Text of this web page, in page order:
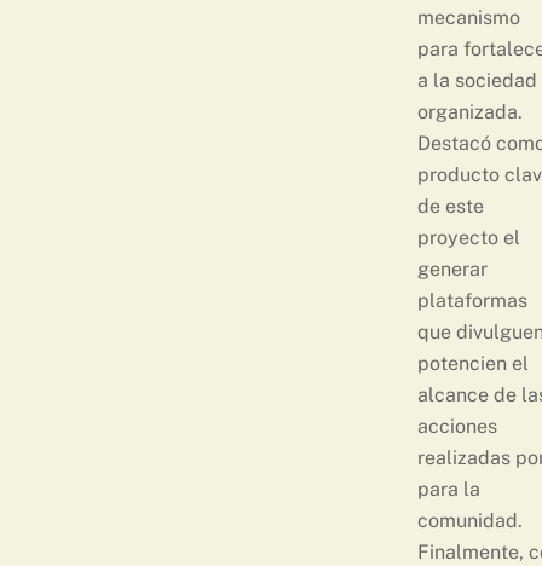
mecanismo
para
a la sociedad
organizada.
Destacó
producto
de este
proyecto el
generar
plataformas
que
potencien el
alcance de
acciones
realizadas
para la
comunidad.
Finalmente,